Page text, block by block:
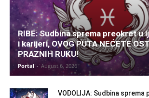
RIBE: Sudbina sprema preokret u
i karijeri, OVOG PUTA NEĆETE
PRAZNIH RUKU!
Portal - August 6, 2026
VODOLIJA: Sudbina sprema